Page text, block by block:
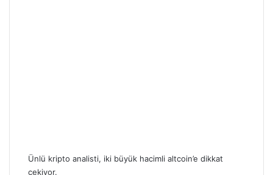
Ünlü kripto analisti, iki büyük hacimli altcoin’e dikkat
çekiyor.